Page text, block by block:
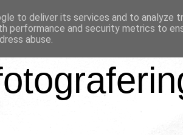
to deliver its services and to analyze
performance and security metrics to
abuse.